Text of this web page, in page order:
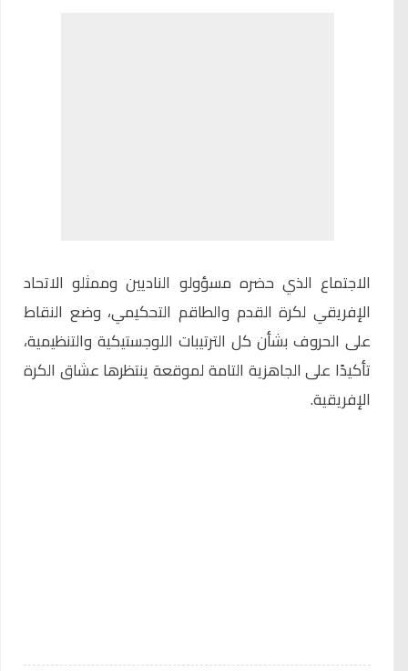
الاجتماع الذي حضره مسؤولو الناديين وممثلو الاتحاد
الإفريقي لكرة القدم والطاقم التحكيمي، وضع النقاط
على الحروف بشأن كل الترتيبات اللوجستيكية والتنظيمية،
تأكيدًا على الجاهزية التامة لموقعة ينتظرها عشاق الكرة
الإفريقية.